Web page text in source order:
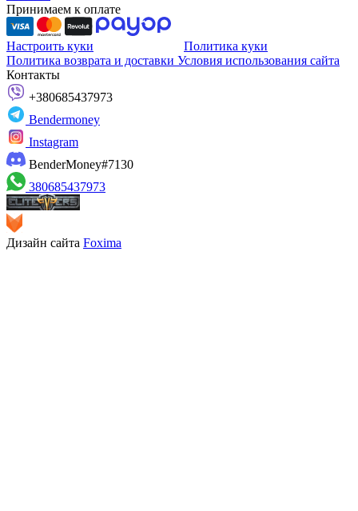
Принимаем к оплате
Настроить куки
Политика куки
Политика возврата и доставки Условия использования сайта
Контакты
+380685437973
Bendermoney
Instagram
BenderMoney#7130
380685437973
Дизайн сайта Foxima